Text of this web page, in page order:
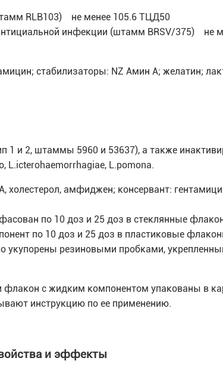
RLB103) не менее 105.6 ТЦД50
инфекции (штамм BRSV/375) не
стабилизаторы: NZ Амин А; желатин;
1 и 2, штаммы 5960 и 53637), а также
L.icterohaemorrhagiae, L.pomona.
холестерол, амфиджен; консервант:
по 10 доз и 25 доз в стеклянные
по 10 доз и 25 доз в пластиковые
укупорены резиновыми пробками,
с жидким компонентом упакованы в
инструкцию по ее применению.
и эффекты